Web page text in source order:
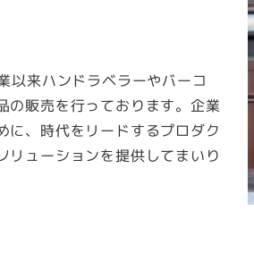
以来ハンドラベラーやバーコ
の販売を行っております。企業
に、時代をリードするプロダク
リューションを提供してまいり